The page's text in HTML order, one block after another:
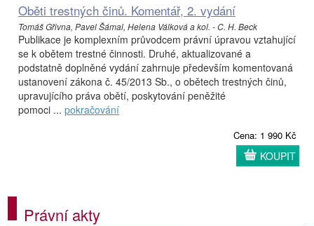
Oběti trestných činů. Komentář, 2. vydání
Tomáš Gřivna, Pavel Šámal, Helena Válková a kol. - C. H. Beck
Publikace je komplexním průvodcem právní úpravou vztahující
se k obětem trestné činnosti. Druhé, aktualizované a
podstatně doplněné vydání zahrnuje především komentovaná
ustanovení zákona č. 45/2013 Sb., o obětech trestných činů,
upravujícího práva obětí, poskytování peněžité
pomoci ... pokračování
Cena: 1 990 Kč
KOUPIT
Právní akty